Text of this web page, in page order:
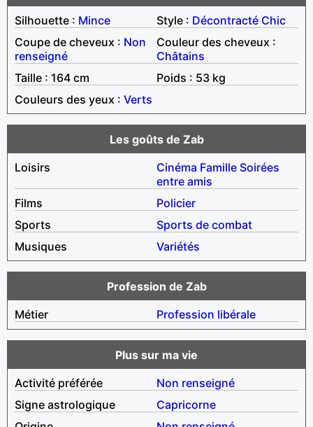
Silhouette : Mince Style : Décontracté Chic
Coupe de cheveux : Non
renseigné
Couleur des cheveux :
Châtains
Taille : 164 cm
Poids : 53 kg
Couleurs des yeux : Verts
Les goûts de Zab
Loisirs
Cinéma Famille Soirées
entre amis
Films
Policier
Sports
Sports de combat
Musiques
Variétés
Profession de Zab
Métier
Profession libérale
Plus sur ma vie
Activité préférée
Non renseigné
Signe astrologique
Capricorne